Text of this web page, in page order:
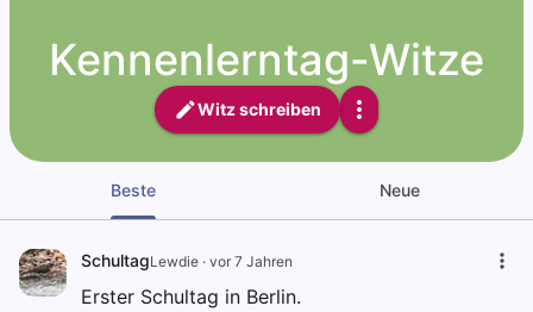
Kennenlerntag-Witze
Witz schreiben
Beste Neue
SchultagLewdie · vor 7 Jahren
Erster Schultag in Berlin.